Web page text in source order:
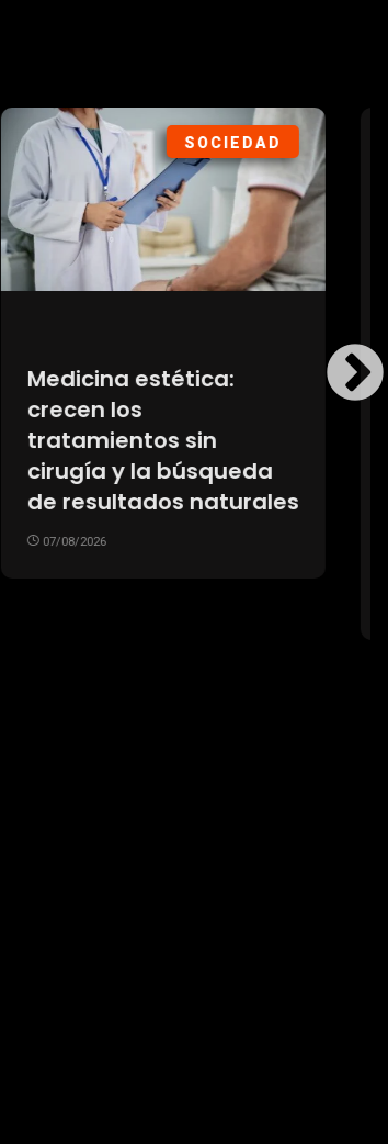
SOCIEDAD
Los autos fabricados en
el país copan el podio
de ventas pese al
avance de los
importados
07/08/2026